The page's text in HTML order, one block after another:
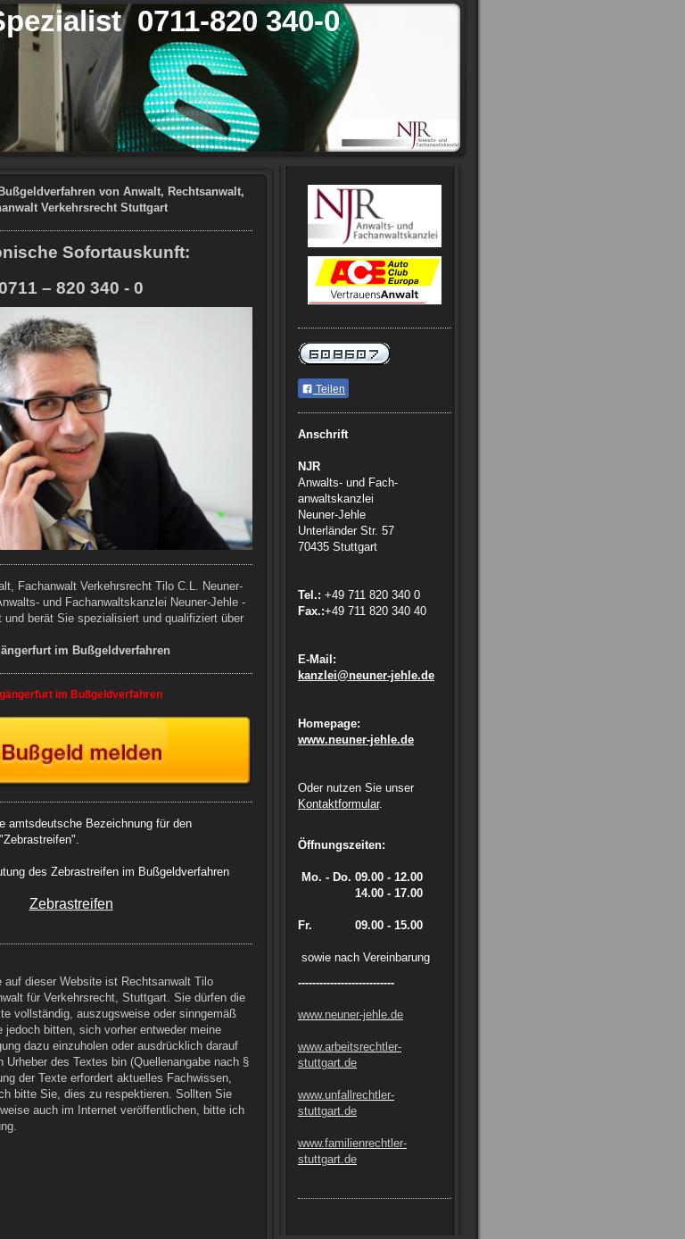
0711-820 340-0
von Anwalt, Rechtsanwalt,
Verkehrsrecht Stuttgart
Sofortauskunft:
– 820 340 - 0
Fachanwalt Verkehrsrecht Tilo C.L. Neuner-
und Fachanwaltskanzlei Neuner-Jehle -
und berät Sie spezialisiert und qualifiziert über
im Bußgeldverfahren
im Bußgeldverfahren
amtsdeutsche Bezeichnung für den
des Zebrastreifen im Bußgeldverfahren
Zebrastreifen
auf dieser Website ist Rechtsanwalt Tilo
für Verkehrsrecht, Stuttgart. Sie dürfen die
vollständig, auszugsweise oder sinngemäß
bitten, sich vorher entweder meine
dazu einzuholen oder ausdrücklich darauf
Urheber des Textes bin (Quellenangabe nach §
der Texte erfordert aktuelles Fachwissen,
bitte Sie, dies zu respektieren. Sollten Sie
auch im Internet veröffentlichen, bitte ich
Teilen
Anschrift
NJR
Anwalts- und Fach-
anwaltskanzlei
Neuner-Jehle
Unterländer Str. 57
70435 Stuttgart
Tel.: +49 711 820 340 0
Fax.:+49 711 820 340 40
E-Mail:
kanzlei@neuner-jehle.de
Homepage:
www.neuner-jehle.de
Oder nutzen Sie unser
Kontaktformular.
Öffnungszeiten:
Mo. - Do. 09.00 - 12.00
14.00 - 17.00
Fr. 09.00 - 15.00
sowie nach Vereinbarung
---------------------------
www.neuner-jehle.de
www.arbeitsrechtler-
stuttgart.de
www.unfallrechtler-
stuttgart.de
www.familienrechtler-
stuttgart.de